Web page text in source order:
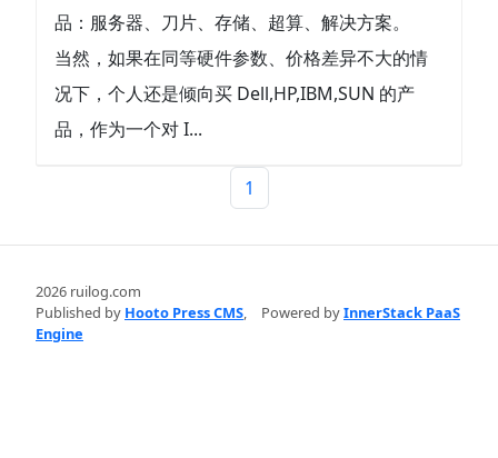
品：服务器、刀片、存储、超算、解决方案。
当然，如果在同等硬件参数、价格差异不大的情
况下，个人还是倾向买 Dell,HP,IBM,SUN 的产
品，作为一个对 I...
1
2026 ruilog.com
Published by Hooto Press CMS, Powered byInnerStack PaaS
Engine